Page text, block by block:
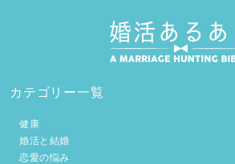
カテゴリー一覧
健康
婚活と結婚
恋愛の悩み